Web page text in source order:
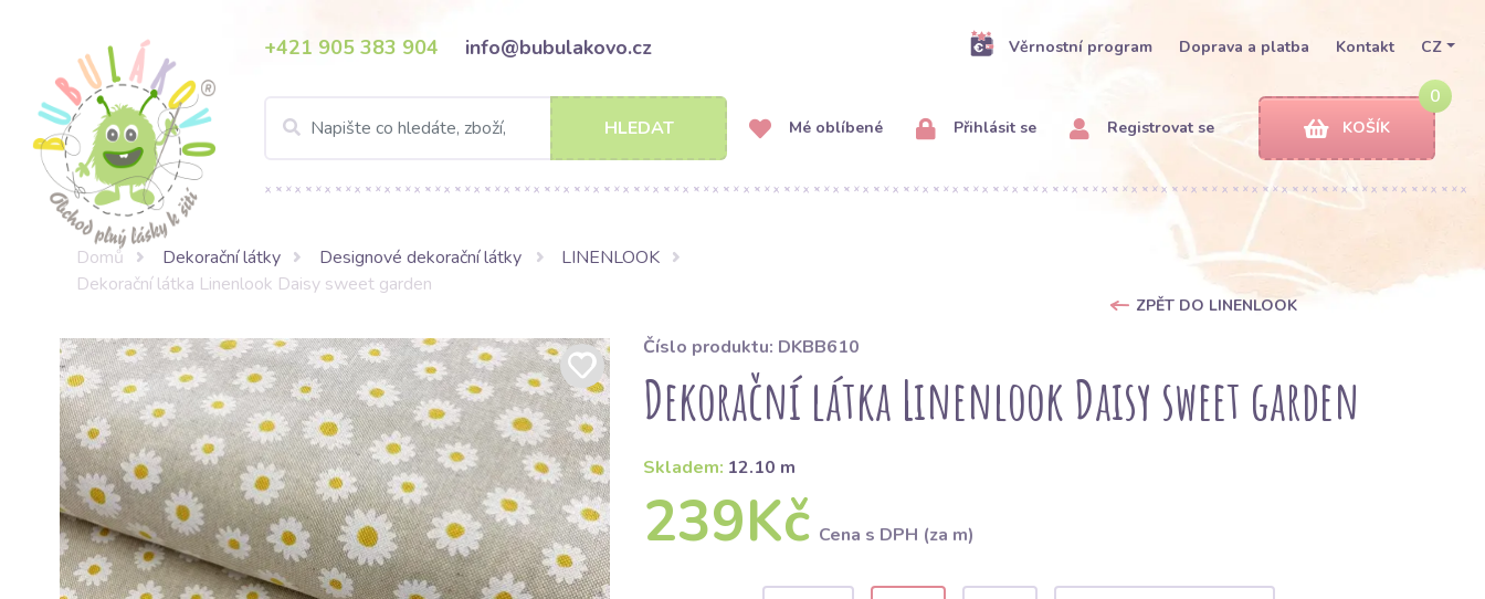
+421 905 383 904 info@bubulakovo.cz Věrnostní program Doprava a platba Kontakt CZ
HLEDAT Mé oblíbené Přihlásit se Registrovat se
0
KOŠÍK
Domů Dekorační látky Designové dekorační látky
LINENLOOK
Dekorační látka Linenlook Daisy sweet garden
ZPĚT DO LINENLOOK
Číslo produktu: DKBB610
Dekorační látka Linenlook Daisy sweet garden
Skladem: 12.10 m
239Kč Cena s DPH (za m)